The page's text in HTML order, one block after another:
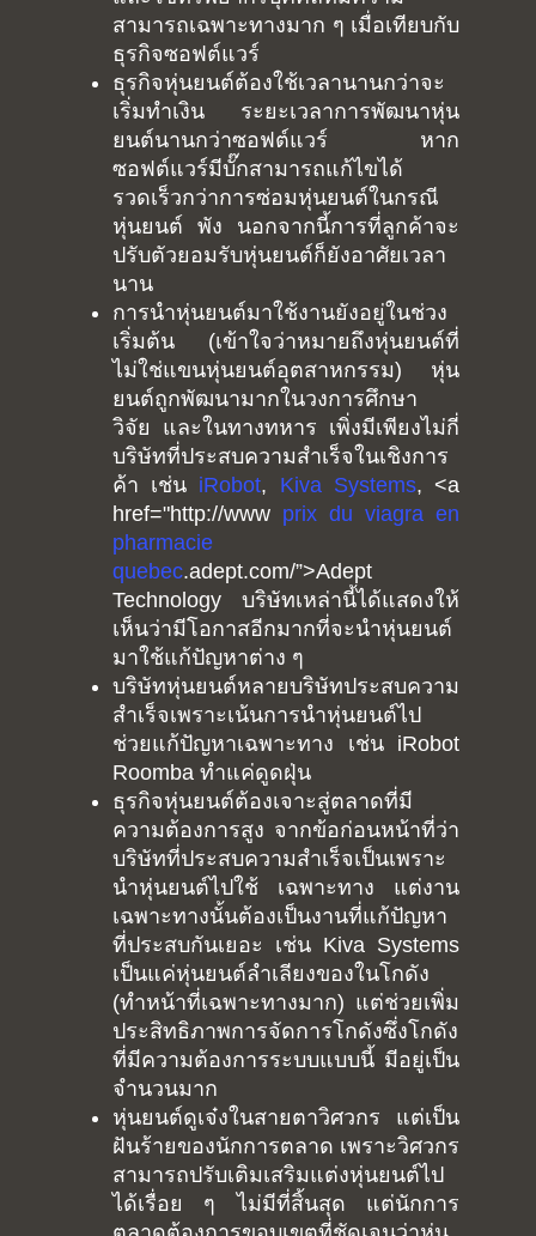
สามารถเฉพาะทางมาก ๆ เมื่อเทียบกับ
ธุรกิจซอฟต์แวร์
ธุรกิจหุ่นยนต์ต้องใช้เวลานานกว่าจะ
เริ่มทำเงิน ระยะเวลาการพัฒนาหุ่น
ยนต์นานกว่าซอฟต์แวร์ หาก
ซอฟต์แวร์มีบั๊กสามารถแก้ไขได้
รวดเร็วกว่าการซ่อมหุ่นยนต์ในกรณี
หุ่นยนต์ พัง นอกจากนี้การที่ลูกค้าจะ
ปรับตัวยอมรับหุ่นยนต์ก็ยังอาศัยเวลา
นาน
การนำหุ่นยนต์มาใช้งานยังอยู่ในช่วง
เริ่มต้น (เข้าใจว่าหมายถึงหุ่นยนต์ที่
ไม่ใช่แขนหุ่นยนต์อุตสาหกรรม) หุ่น
ยนต์ถูกพัฒนามากในวงการศึกษา
วิจัย และในทางทหาร เพิ่งมีเพียงไม่กี่
บริษัทที่ประสบความสำเร็จในเชิงการ
ค้า เช่น iRobot, Kiva Systems, <a
href="http://www prix du viagra en
pharmacie
quebec.adept.com/”>Adept
Technology บริษัทเหล่านี้ได้แสดงให้
เห็นว่ามีโอกาสอีกมากที่จะนำหุ่นยนต์
มาใช้แก้ปัญหาต่าง ๆ
บริษัทหุ่นยนต์หลายบริษัทประสบความ
สำเร็จเพราะเน้นการนำหุ่นยนต์ไป
ช่วยแก้ปัญหาเฉพาะทาง เช่น iRobot
Roomba ทำแค่ดูดฝุ่น
ธุรกิจหุ่นยนต์ต้องเจาะสู่ตลาดที่มี
ความต้องการสูง จากข้อก่อนหน้าที่ว่า
บริษัทที่ประสบความสำเร็จเป็นเพราะ
นำหุ่นยนต์ไปใช้ เฉพาะทาง แต่งาน
เฉพาะทางนั้นต้องเป็นงานที่แก้ปัญหา
ที่ประสบกันเยอะ เช่น Kiva Systems
เป็นแค่หุ่นยนต์ลำเลียงของในโกดัง
(ทำหน้าที่เฉพาะทางมาก) แต่ช่วยเพิ่ม
ประสิทธิภาพการจัดการโกดังซึ่งโกดัง
ที่มีความต้องการระบบแบบนี้ มีอยู่เป็น
จำนวนมาก
หุ่นยนต์ดูเจ๋งในสายตาวิศวกร แต่เป็น
ฝันร้ายของนักการตลาด เพราะวิศวกร
สามารถปรับเติมเสริมแต่งหุ่นยนต์ไป
ได้เรื่อย ๆ ไม่มีที่สิ้นสุด แต่นักการ